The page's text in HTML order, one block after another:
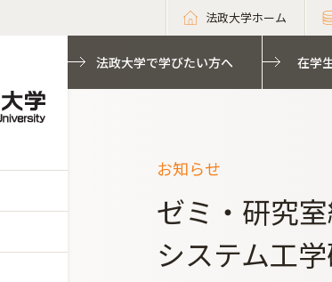
法政大学ホーム
法政大学で学びたい方へ 在学
お知らせ
ゼミ・研究
システム工